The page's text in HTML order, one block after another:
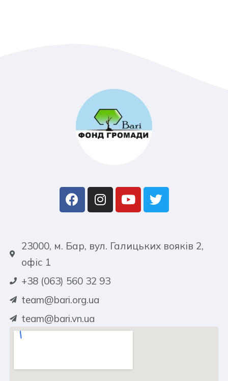
23000, м. Бар, вул. Галицьких вояків 2,
офіс 1
+38 (063) 560 32 93
team@bari.org.ua
team@bari.vn.ua